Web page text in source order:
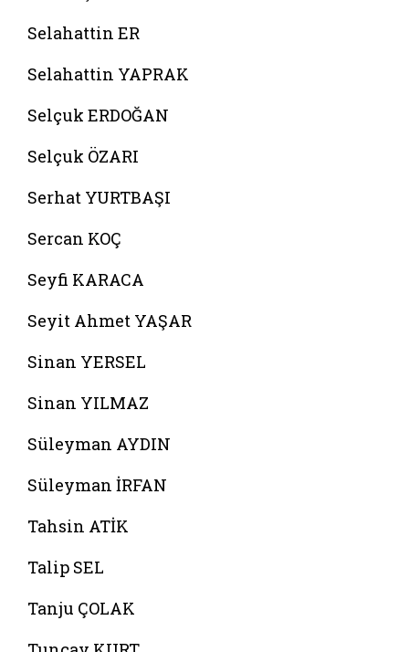
Selahattin ER
Selahattin YAPRAK
Selçuk ERDOĞAN
Selçuk ÖZARI
Serhat YURTBAŞI
Sercan KOÇ
Seyfi KARACA
Seyit Ahmet YAŞAR
Sinan YERSEL
Sinan YILMAZ
Süleyman AYDIN
Süleyman İRFAN
Tahsin ATİK
Talip SEL
Tanju ÇOLAK